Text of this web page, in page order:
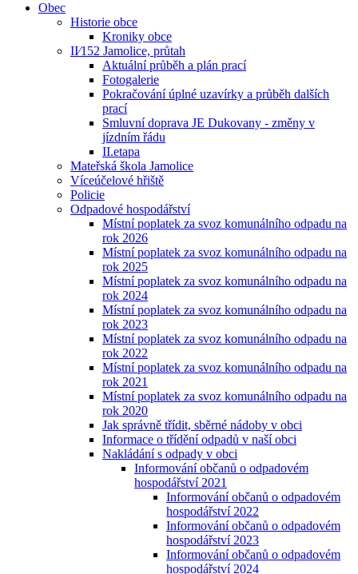
Obec
Historie obce
Kroniky obce
II⁄152 Jamolice, průtah
Aktuální průběh a plán prací
Fotogalerie
Pokračování úplné uzavírky a průběh dalších
prací
Smluvní doprava JE Dukovany - změny v
jízdním řádu
II.etapa
Mateřská škola Jamolice
Víceúčelové hřiště
Policie
Odpadové hospodářství
Místní poplatek za svoz komunálního odpadu na
rok 2026
Místní poplatek za svoz komunálního odpadu na
rok 2025
Místní poplatek za svoz komunálního odpadu na
rok 2024
Místní poplatek za svoz komunálního odpadu na
rok 2023
Místní poplatek za svoz komunálního odpadu na
rok 2022
Místní poplatek za svoz komunálního odpadu na
rok 2021
Místní poplatek za svoz komunálního odpadu na
rok 2020
Jak správně třídit, sběrné nádoby v obci
Informace o třídění odpadů v naší obci
Nakládání s odpady v obci
Informování občanů o odpadovém
hospodářství 2021
Informování občanů o odpadovém
hospodářství 2022
Informování občanů o odpadovém
hospodářství 2023
Informování občanů o odpadovém
hospodářství 2024